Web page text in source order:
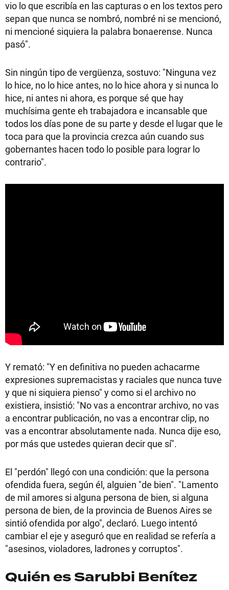
vio lo que escribía en las capturas o en los textos pero
sepan que nunca se nombró, nombré ni se mencionó,
ni mencioné siquiera la palabra bonaerense. Nunca
pasó".
Sin ningún tipo de vergüenza, sostuvo: "Ninguna vez
lo hice, no lo hice antes, no lo hice ahora y si nunca lo
hice, ni antes ni ahora, es porque sé que hay
muchísima gente eh trabajadora e incansable que
todos los días pone de su parte y desde el lugar que le
toca para que la provincia crezca aún cuando sus
gobernantes hacen todo lo posible para lograr lo
contrario".
Y remató: "Y en definitiva no pueden achacarme
expresiones supremacistas y raciales que nunca tuve
y que ni siquiera pienso" y como si el archivo no
existiera, insistió: "No vas a encontrar archivo, no vas
a encontrar publicación, no vas a encontrar clip, no
vas a encontrar absolutamente nada. Nunca dije eso,
por más que ustedes quieran decir que sí".
El "perdón" llegó con una condición: que la persona
ofendida fuera, según él, alguien "de bien". "Lamento
de mil amores si alguna persona de bien, si alguna
persona de bien, de la provincia de Buenos Aires se
sintió ofendida por algo", declaró. Luego intentó
cambiar el eje y aseguró que en realidad se refería a
"asesinos, violadores, ladrones y corruptos".
Quién es Sarubbi Benítez